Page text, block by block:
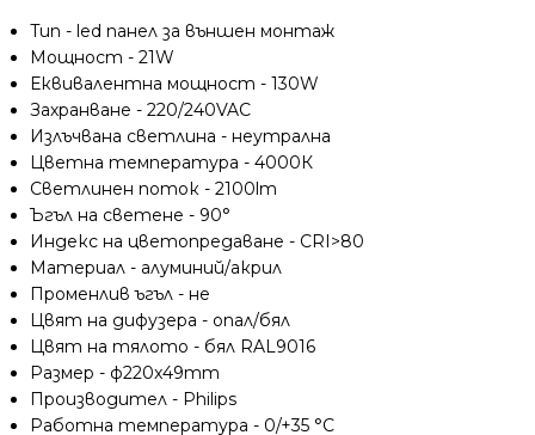
220V,
неутрална
светлина
4000К,
90°,
влагозащитени
IP44,
5
години
гаранция
Tип - led панел за външен монтаж
Мощност - 21W
Еквивалентна мощност - 130W
Захранване - 220/240VAC
Излъчвана светлина - неутрална
Цветна температура - 4000К
Светлинен поток - 2100lm
Ъгъл на светене - 90°
Индекс на цветопредаване - CRI>80
Мaтериал - алуминий/акрил
Променлив ъгъл - не
Цвят на дифузера - опал/бял
Цвят на тялото - бял RAL9016
Размер - ф220x49mm
Производител - Philips
Работна температура - 0/+35 °C